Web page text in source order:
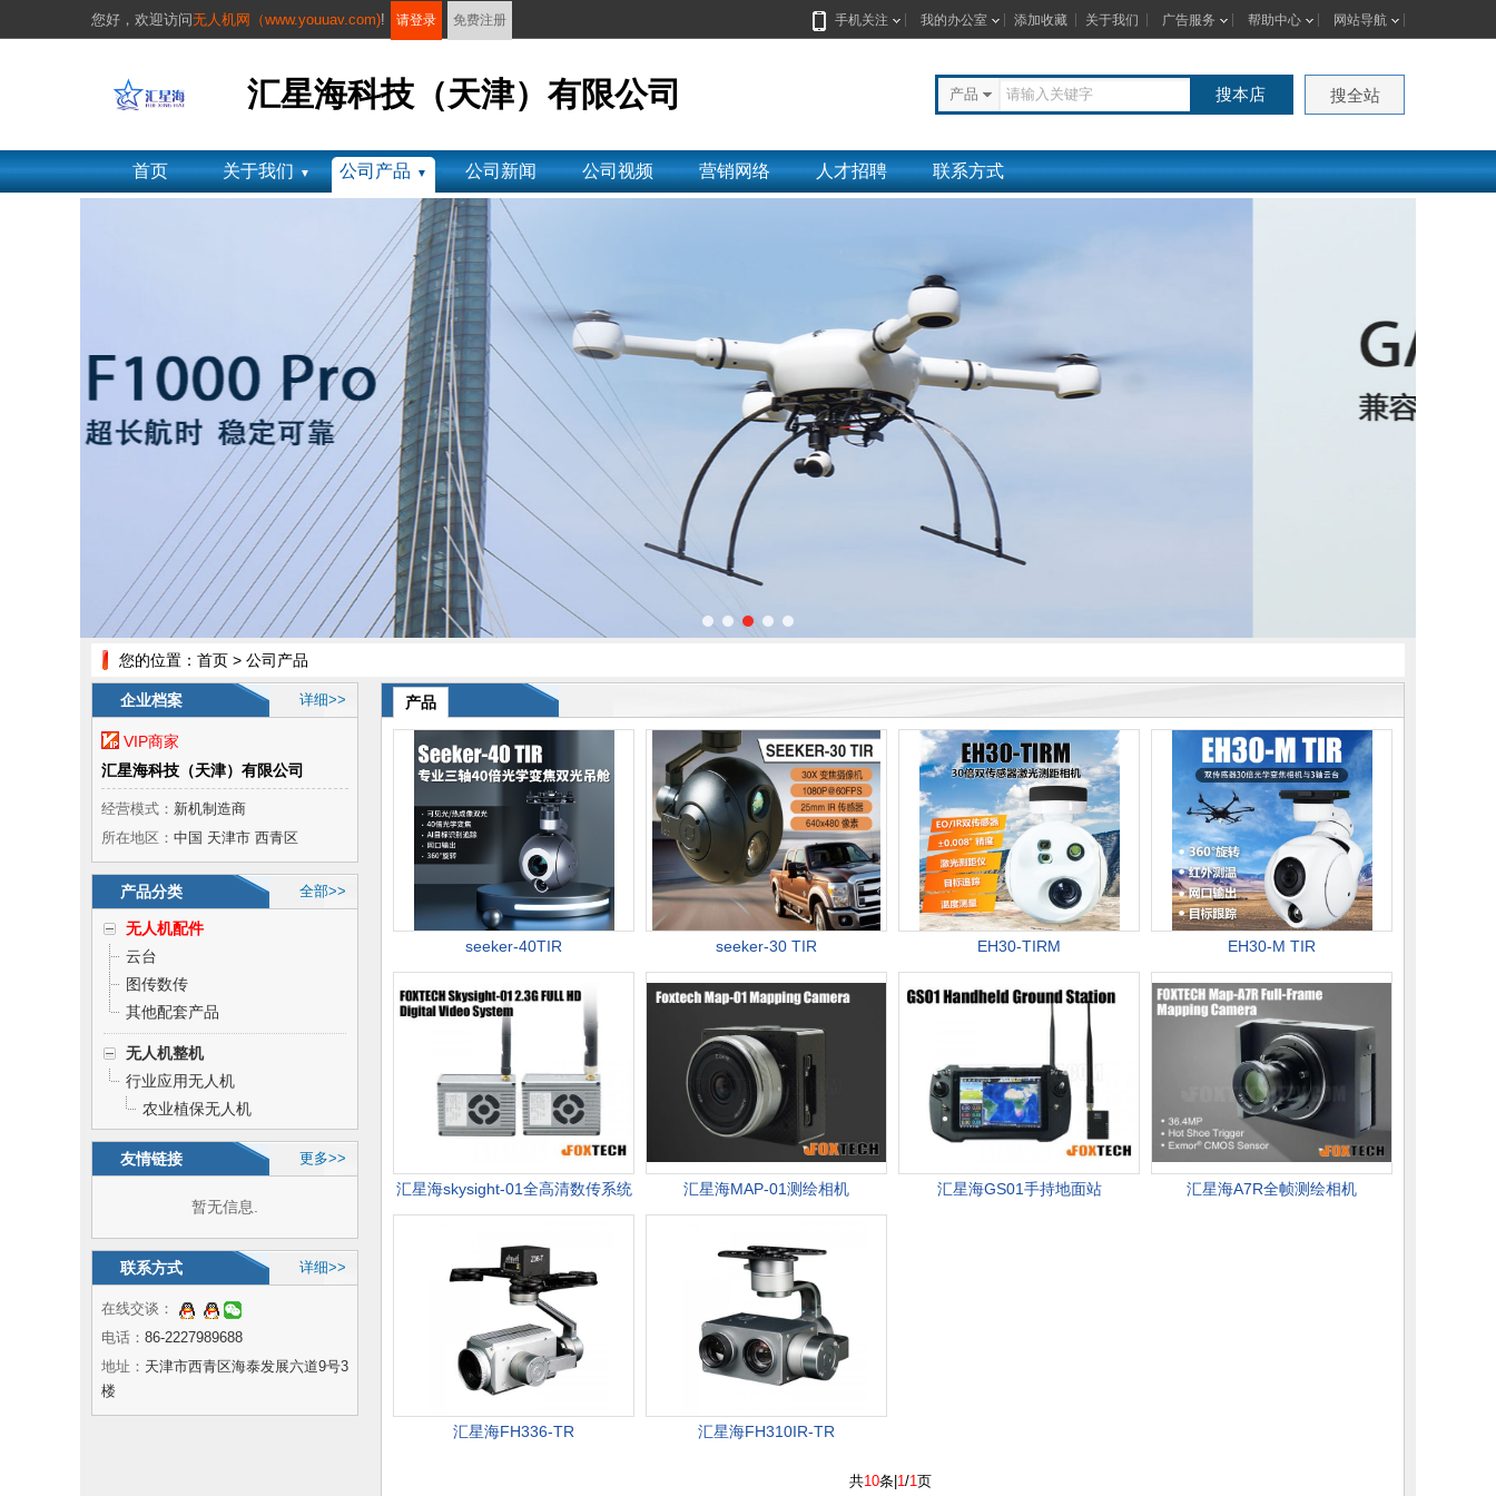
您好， 欢迎访问无人机网（www.youuav.com)! 请登录 免费注册 手机关注 我的办公室 添加收藏 关于我们 广告服务 帮助中心 网站导航
汇星海科技（天津）有限公司 产品 搜本店 搜全站
首页 关于我们 ▼ 公司产品 ▼ 公司新闻 公司视频 营销网络 人才招聘 联系方式
您的位置： 首页 > 公司产品
企业档案 详细>>
VIP商家
汇星海科技（天津）有限公司
经营模式： 新机制造商
所在地区： 中国 天津市 西青区
产品分类 全部>>
无人机配件
云台
图传数传
其他配套产品
无人机整机
行业应用无人机
农业植保无人机
友情链接 更多>>
暂无信息.
联系方式 详细>>
在线交谈：
电话： 86-2227989688
地址： 天津市西青区海泰发展六道9号3
楼
产品
seeker-40TIR seeker-30 TIR EH30-TIRM EH30-M TIR
汇星海skysight-01全高清数传系统 汇星海MAP-01测绘相机 汇星海GS01手持地面站 汇星海A7R全帧测绘相机
汇星海FH336-TR 汇星海FH310IR-TR
共10条| 1/1页